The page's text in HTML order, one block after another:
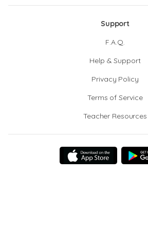
Support
F.A.Q.
Help & Support
Privacy Policy
Terms of Service
Teacher Resources